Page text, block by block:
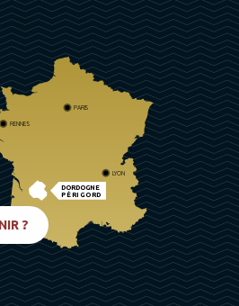
DORDOGNE
PÉRIGORD
PARIS
RENNES
LYON
?